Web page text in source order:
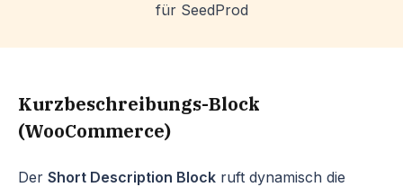
für SeedProd
Kurzbeschreibungs-Block
(WooCommerce)
Der Short Description Block ruft dynamisch die